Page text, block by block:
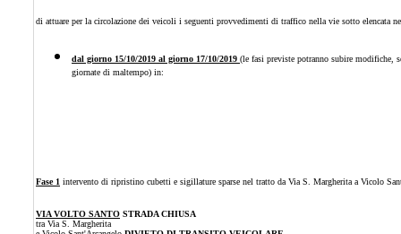
di attuare per la circolazione dei veicoli i seguenti provvedimenti di traffico nella vie sotto elencata
dal giorno 15/10/2019 al giorno 17/10/2019 (le fasi previste potranno subire modifiche,
giornate di maltempo) in:
Fase 1 intervento di ripristino cubetti e sigillature sparse nel tratto da Via S. Margherita a Vicolo
VIA VOLTO SANTO STRADA CHIUSA
tra Via S. Margherita